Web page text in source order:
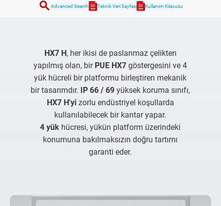
searchAdvanced Search Teknik Veri Sayfası Kullanım Kılavuzu
HX7 H, her ikisi de paslanmaz çelikten
yapılmış olan, bir PUE HX7göstergesini ve 4
yük hücreli bir platformu birleştiren mekanik
bir tasarımdır. IP 66 / 69 yüksek koruma sınıfı,
HX7 H'yi zorlu endüstriyel koşullarda
kullanılabilecek bir kantar yapar.
4 yük hücresi, yükün platform üzerindeki
konumuna bakılmaksızın doğru tartımı
garanti eder.